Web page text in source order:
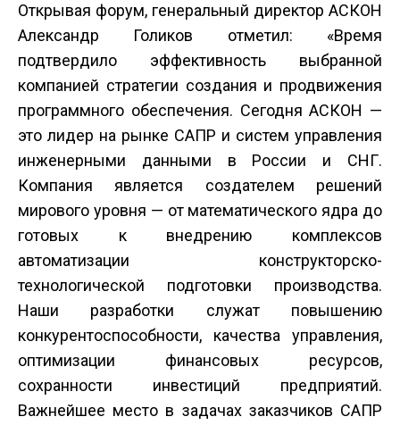
Открывая форум, генеральный директор АСКОН
Александр Голиков отметил: «Время
подтвердило эффективность выбранной
компанией стратегии создания и продвижения
программного обеспечения. Сегодня АСКОН —
это лидер на рынке САПР и систем управления
инженерными данными в России и СНГ.
Компания является создателем решений
мирового уровня — от математического ядра до
готовых к внедрению комплексов
автоматизации конструкторско-
технологической подготовки производства.
Наши разработки служат повышению
конкурентоспособности, качества управления,
оптимизации финансовых ресурсов,
сохранности инвестиций предприятий.
Важнейшее место в задачах заказчиков САПР